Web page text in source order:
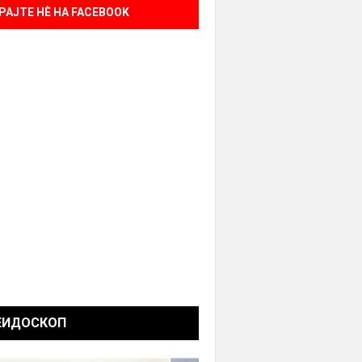
НÈ НА FACEBOOK